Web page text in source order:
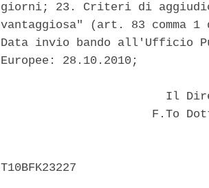
giorni; 23. Criteri di
vantaggiosa" (art. 83 comma
Data invio bando all'Ufficio
Europee: 28.10.2010;
Il
F.To